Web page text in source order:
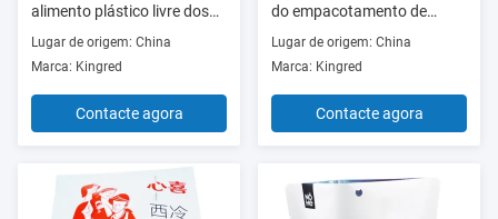
alimento plástico livre dos
PP do ANIMAL DE
ESTIMAÇÃO de BPA ensaca
a largura de 100mm-
1200mm
Lugar de origem: China
Marca: Kingred
Contacte agora
do empacotamento de
alimento 140um imprimiu o
malote da folha de alumínio
Lugar de origem: China
Marca: Kingred
Contacte agora